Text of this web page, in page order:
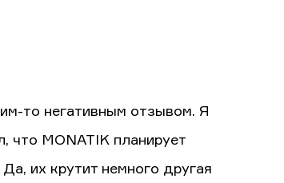
то негативным отзывом. Я
что MONATIK планирует
их крутит немного другая